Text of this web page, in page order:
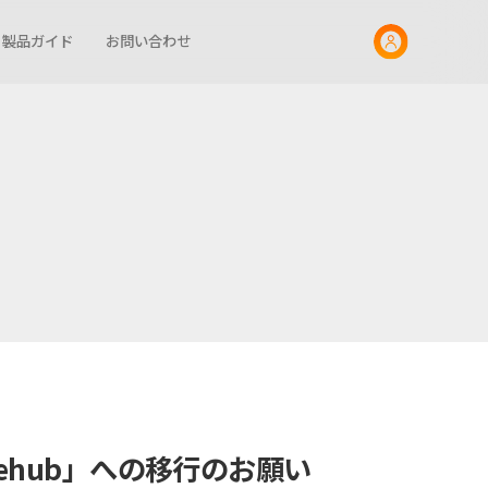
製品ガイド お問い合わせ
」への移行のお願い